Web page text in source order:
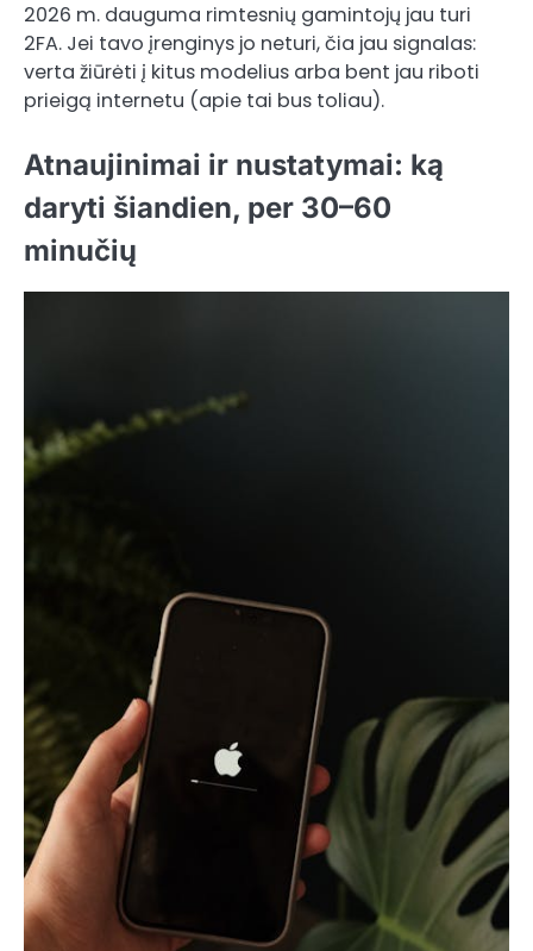
2026 m. dauguma rimtesnių gamintojų jau turi
2FA. Jei tavo įrenginys jo neturi, čia jau signalas:
verta žiūrėti į kitus modelius arba bent jau riboti
prieigą internetu (apie tai bus toliau).
Atnaujinimai ir nustatymai: ką
daryti šiandien, per 30–60
minučių